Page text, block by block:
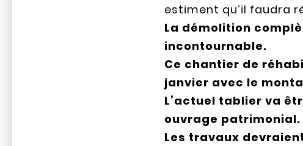
estiment qu’il faudra
La démolition
incontournable.
Ce chantier de
janvier avec le
L’actuel tablier va
ouvrage patrimonial.
Les travaux